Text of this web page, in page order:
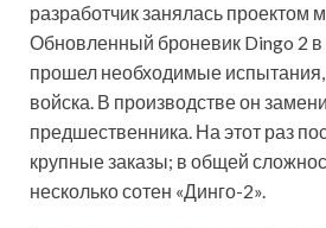
разработчик занялась проектом
Обновленный броневик Dingo 2 в
прошел необходимые испытания,
войска. В производстве он
предшественника. На этот раз
крупные заказы; в общей
несколько сотен «Динго-2».